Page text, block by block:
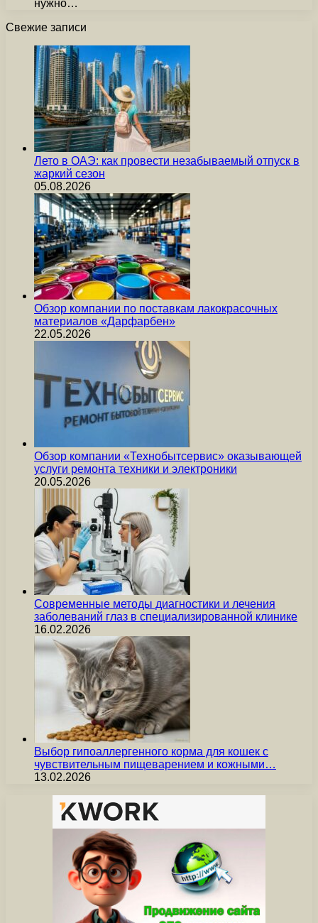
нужно…
Свежие записи
Лето в ОАЭ: как провести незабываемый отпуск в
жаркий сезон
05.08.2026
Обзор компании по поставкам лакокрасочных
материалов «Дарфарбен»
22.05.2026
Обзор компании «Технобытсервис» оказывающей
услуги ремонта техники и электроники
20.05.2026
Современные методы диагностики и лечения
заболеваний глаз в специализированной клинике
16.02.2026
Выбор гипоаллергенного корма для кошек с
чувствительным пищеварением и кожными…
13.02.2026